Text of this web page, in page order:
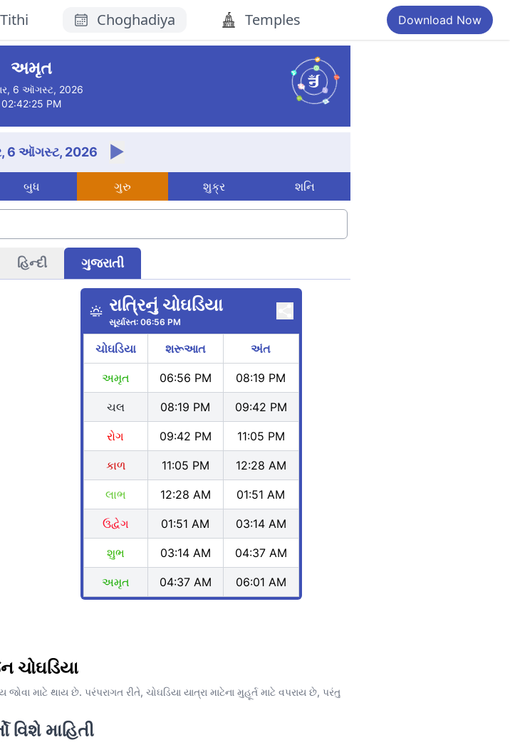
Tithi Choghadiya Temples Download Now
અમૃત
6 ઑગસ્ટ, 2026
02:42:25 PM
6 ઑગસ્ટ, 2026 ▶
બુધ ગુરુ શુક્ર શનિ
હિન્દી ગુજરાતી
રાત્રિનું ચોઘડિયા
સૂર્યાસ્ત: 06:56 PM
ચોઘડિયા શરૂઆત અંત
અમૃત 06:56 PM 08:19 PM
ચલ 08:19 PM 09:42 PM
રોગ 09:42 PM 11:05 PM
કાળ 11:05 PM 12:28 AM
લાભ 12:28 AM 01:51 AM
ઉદ્વેગ 01:51 AM 03:14 AM
શુભ 03:14 AM 04:37 AM
અમૃત 04:37 AM 06:01 AM
ચોઘડિયા
માટે થાય છે. પરંપરાગત રીતે, ચોઘડિયા યાત્રા માટેના મુહૂર્ત માટે વપરાય છે, પરંતુ
વિશે માહિતી